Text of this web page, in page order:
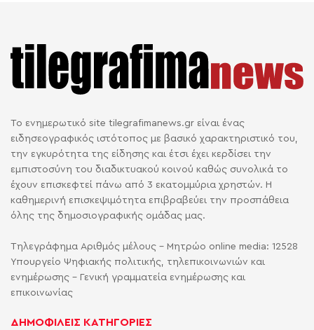
Το ενημερωτικό site tilegrafimanews.gr είναι ένας
ειδησεογραφικός ιστότοπος με βασικό χαρακτηριστικό του,
την εγκυρότητα της είδησης και έτσι έχει κερδίσει την
εμπιστοσύνη του διαδικτυακού κοινού καθώς συνολικά το
έχουν επισκεφτεί πάνω από 3 εκατομμύρια χρηστών. Η
καθημερινή επισκεψιμότητα επιβραβεύει την προσπάθεια
όλης της δημοσιογραφικής ομάδας μας.
Τηλεγράφημα Αριθμός μέλους - Μητρώο online media: 12528
Υπουργείο Ψηφιακής πολιτικής, τηλεπικοινωνιών και
ενημέρωσης - Γενική γραμματεία ενημέρωσης και
επικοινωνίας
ΔΗΜΟΦΙΛΕΙΣ ΚΑΤΗΓΟΡΙΕΣ